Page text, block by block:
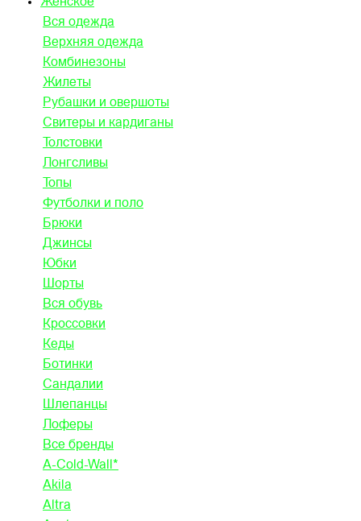
Женское
Вся одежда
Верхняя одежда
Комбинезоны
Жилеты
Рубашки и овершоты
Свитеры и кардиганы
Толстовки
Лонгсливы
Топы
Футболки и поло
Брюки
Джинсы
Юбки
Шорты
Вся обувь
Кроссовки
Кеды
Ботинки
Сандалии
Шлепанцы
Лоферы
Все бренды
A-Cold-Wall*
Akila
Altra